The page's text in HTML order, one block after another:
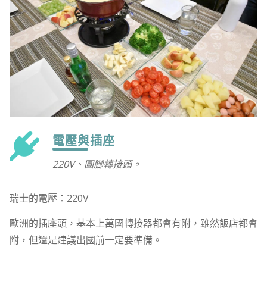
電壓與插座
220V、圓腳轉接頭。
瑞士的電壓：220V
歐洲的插座頭，基本上萬國轉接器都會有附，雖然飯店都會
附，但還是建議出國前一定要準備。